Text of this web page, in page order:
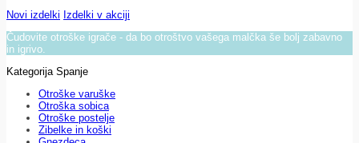
Novi izdelki Izdelki v akciji
Čudovite otroške igrače - da bo otroštvo vašega malčka še bolj zabavno
in igrivo.
Kategorija Spanje
Otroške varuške
Otroška sobica
Otroške postelje
Zibelke in koški